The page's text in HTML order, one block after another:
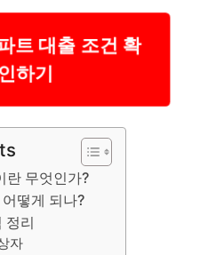
트 대출 조건 확
인하기
란 무엇인가?
떻게 되나?
정리
자